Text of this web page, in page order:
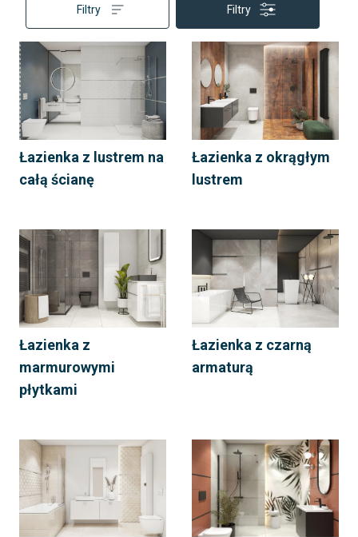
Filtry Filtry
Łazienka z lustrem na
całą ścianę
Łazienka z okrągłym
lustrem
Łazienka z
marmurowymi
płytkami
Łazienka z czarną
armaturą